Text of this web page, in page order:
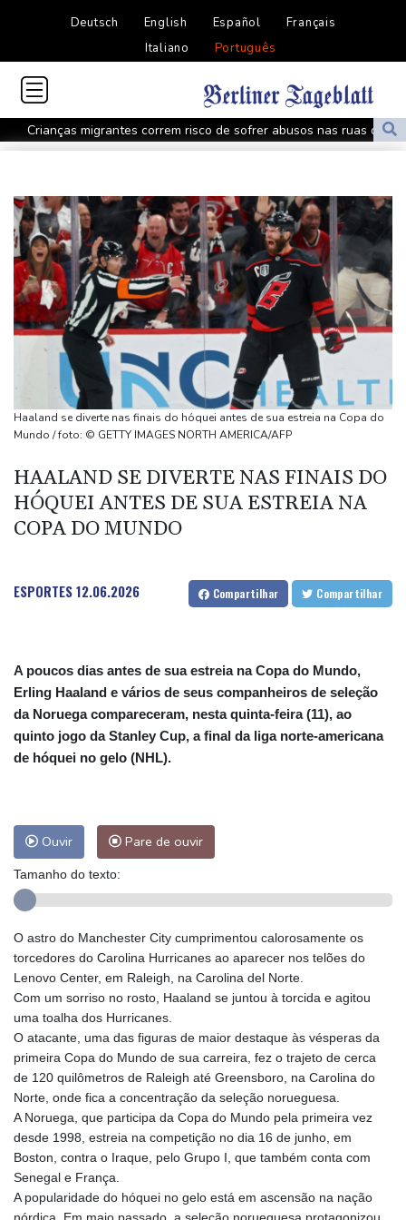
Deutsch English Español
Français
Italiano
Português
Crianças migrantes correm risco de sofrer abusos nas ruas de
Ceuta, alertam ONGs
Infantino sob pressão da Uefa e da Conmebol
EUA sanciona ministro cubano das Forças Armadas e cúpula da
indústria militar
O papel da desinformação na última onda de migrantes que
chegou ao enclave espanhol de Ceuta
Conmebol expressa 'preocupação com ações unilaterais' da Fifa
Interferências russas se multiplicam antes das eleições
presidenciais na França
A dolorosa dança dos números de desaparecidos nos terremotos
na Venezuela
Chuva define cardápio de restaurante em São Paulo com 3
estrelas no guia Michelin
Haaland se diverte nas finais do hóquei antes de sua estreia na Copa do
Mundo / foto: © GETTY IMAGES NORTH AMERICA/AFP
HAALAND SE DIVERTE NAS FINAIS DO
HÓQUEI ANTES DE SUA ESTREIA NA
COPA DO MUNDO
ESPORTES12.06.2026 Compartilhar Compartilhar
A poucos dias antes de sua estreia na Copa do Mundo,
Erling Haaland e vários de seus companheiros de seleção
da Noruega compareceram, nesta quinta-feira (11), ao
quinto jogo da Stanley Cup, a final da liga norte-americana
de hóquei no gelo (NHL).
Ouvir Pare de ouvir
Tamanho do texto:
O astro do Manchester City cumprimentou calorosamente os
torcedores do Carolina Hurricanes ao aparecer nos telões do
Lenovo Center, em Raleigh, na Carolina del Norte.
Com um sorriso no rosto, Haaland se juntou à torcida e agitou
uma toalha dos Hurricanes.
O atacante, uma das figuras de maior destaque às vésperas da
primeira Copa do Mundo de sua carreira, fez o trajeto de cerca
de 120 quilômetros de Raleigh até Greensboro, na Carolina do
Norte, onde fica a concentração da seleção norueguesa.
A Noruega, que participa da Copa do Mundo pela primeira vez
desde 1998, estreia na competição no dia 16 de junho, em
Boston, contra o Iraque, pelo Grupo I, que também conta com
Senegal e França.
A popularidade do hóquei no gelo está em ascensão na nação